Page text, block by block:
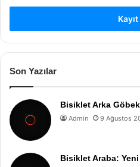
Son Yazılar
Bisiklet Arka
Admin 9 Ağustos
Bisiklet Araba: